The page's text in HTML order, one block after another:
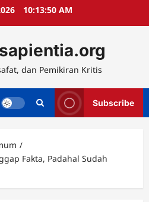
10:13:52 AM
dan Pemikiran Kritis
Subscribe
Fakta, Padahal Sudah